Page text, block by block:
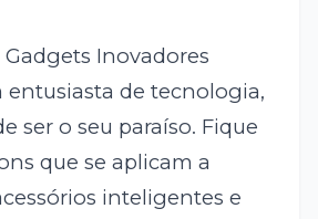
Inovadores
entusiasta de tecnologia,
ser o seu paraíso. Fique
que se aplicam a
inteligentes e